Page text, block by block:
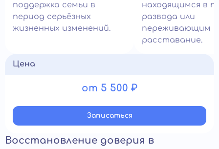
поддержка семьи в
период серьёзных
жизненных изменений.
находящимся в
развода или
переживающим
расставание.
Цена
от 5 500 ₽
Записатьcя
Восстановление доверия в